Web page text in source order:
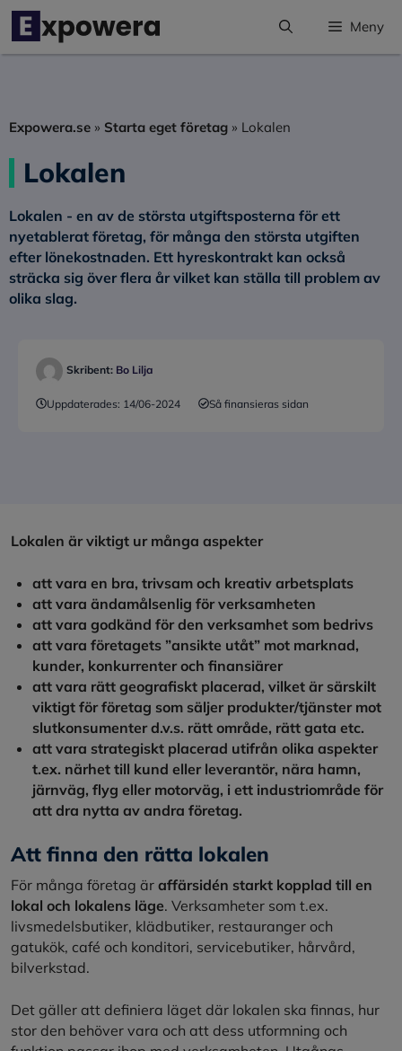
Hoppa
innehåll
Meny
Expowera.se » Starta eget företag » Lokalen
Lokalen
Lokalen - en av de största utgiftsposterna för ett
nyetablerat företag, för många den största utgiften
efter lönekostnaden. Ett hyreskontrakt kan också
sträcka sig över flera år vilket kan ställa till problem av
olika slag.
Skribent: Bo Lilja
Uppdaterades: 14/06-2024 Så finansieras sidan
Lokalen är viktigt ur många aspekter
att vara en bra, trivsam och kreativ arbetsplats
att vara ändamålsenlig för verksamheten
att vara godkänd för den verksamhet som bedrivs
att vara företagets ”ansikte utåt” mot marknad,
kunder, konkurrenter och finansiärer
att vara rätt geografiskt placerad, vilket är särskilt
viktigt för företag som säljer produkter/tjänster mot
slutkonsumenter d.v.s. rätt område, rätt gata etc.
att vara strategiskt placerad utifrån olika aspekter
t.ex. närhet till kund eller leverantör, nära hamn,
järnväg, flyg eller motorväg, i ett industriområde för
att dra nytta av andra företag.
Att finna den rätta lokalen
För många företag är affärsidén starkt kopplad till en
lokal och lokalens läge. Verksamheter som t.ex.
livsmedelsbutiker, klädbutiker, restauranger och
gatukök, café och konditori, servicebutiker, hårvård,
bilverkstad.
Det gäller att definiera läget där lokalen ska finnas, hur
stor den behöver vara och att dess utformning och